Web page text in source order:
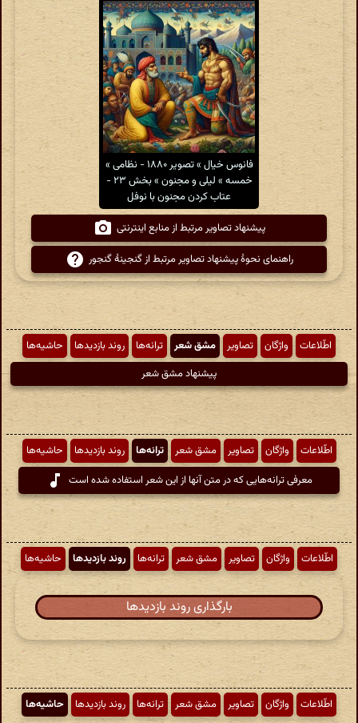
فانوس خیال » تصویر ۱۸۸۰ - نظامی »
خمسه » لیلی و مجنون » بخش ۲۳ -
عتاب کردن مجنون با نوفل
پیشنهاد تصاویر مرتبط از منابع اینترنتی
راهنمای نحوهٔ پیشنهاد تصاویر مرتبط از گنجینهٔ گنجور
اطّلاعات واژگان تصاویر مشق شعر ترانه‌ها روند بازدیدها
حاشیه‌ها
پیشنهاد مشق شعر
اطّلاعات واژگان تصاویر مشق شعر ترانه‌ها روند بازدیدها
حاشیه‌ها
معرفی ترانه‌هایی که در متن آنها از این شعر استفاده شده است
اطّلاعات واژگان تصاویر مشق شعر ترانه‌ها روند بازدیدها حاشیه‌ها
بارگذاری روند بازدیدها
اطّلاعات واژگان تصاویر مشق شعر ترانه‌ها روند بازدیدها حاشیه‌ها